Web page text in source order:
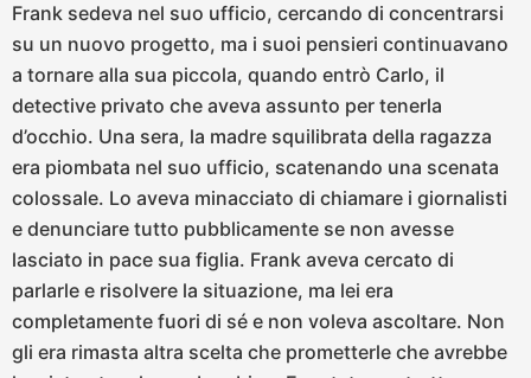
Frank sedeva nel suo ufficio, cercando di concentrarsi
su un nuovo progetto, ma i suoi pensieri continuavano
a tornare alla sua piccola, quando entrò Carlo, il
detective privato che aveva assunto per tenerla
d’occhio. Una sera, la madre squilibrata della ragazza
era piombata nel suo ufficio, scatenando una scenata
colossale. Lo aveva minacciato di chiamare i giornalisti
e denunciare tutto pubblicamente se non avesse
lasciato in pace sua figlia. Frank aveva cercato di
parlarle e risolvere la situazione, ma lei era
completamente fuori di sé e non voleva ascoltare. Non
gli era rimasta altra scelta che prometterle che avrebbe